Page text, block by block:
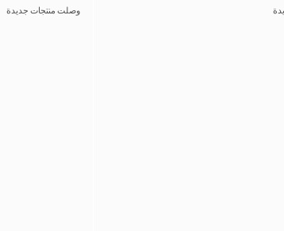
وصلت منتجات جديدة